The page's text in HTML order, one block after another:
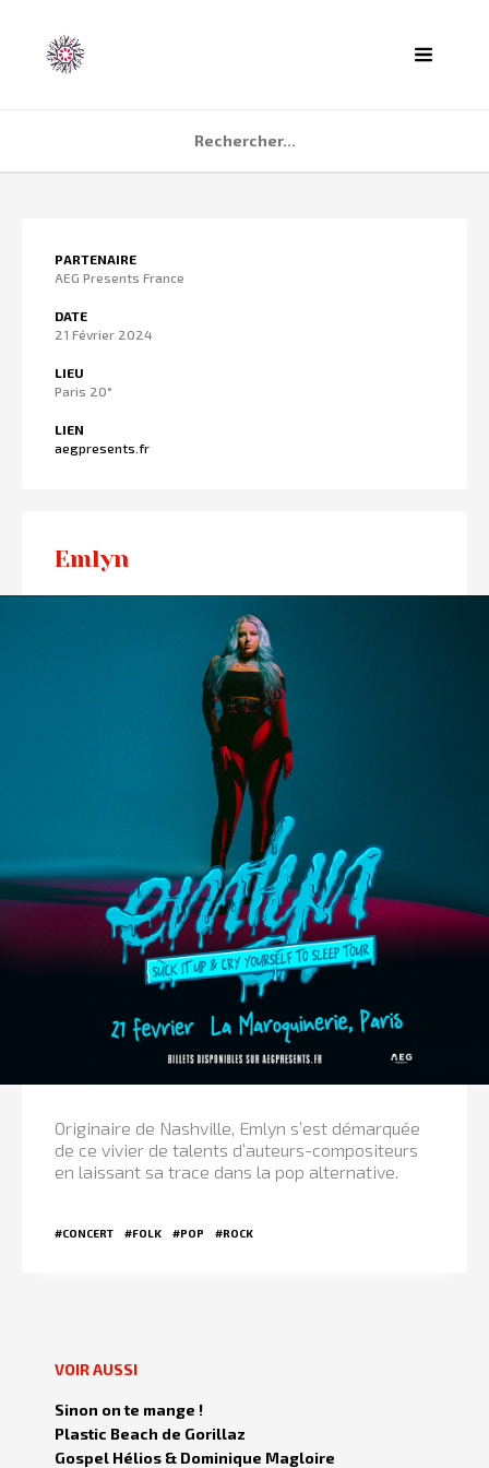
PARTENAIRE
AEG Presents France
DATE
21 Février 2024
LIEU
Paris 20°
LIEN
aegpresents.fr
Emlyn
Originaire de Nashville, Emlyn s’est démarquée
de ce vivier de talents d’auteurs-compositeurs
en laissant sa trace dans la pop alternative.
#CONCERT #FOLK #POP #ROCK
VOIR AUSSI
Sinon on te mange !
Plastic Beach de Gorillaz
Gospel Hélios & Dominique Magloire